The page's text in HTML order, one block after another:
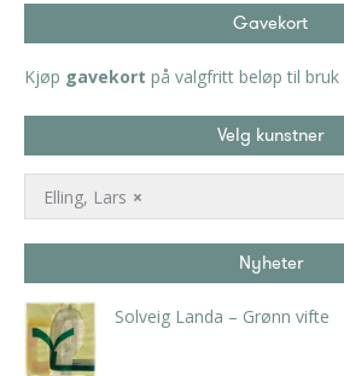
Gavekort
Kjøp gavekort på valgfritt beløp til
Velg kunstner
×
Elling, Lars
Nyheter
Solveig Landa – Grønn vifte